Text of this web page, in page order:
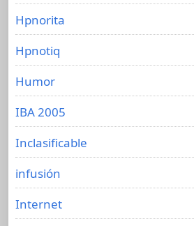
Hpnorita
Hpnotiq
Humor
IBA 2005
Inclasificable
infusión
Internet